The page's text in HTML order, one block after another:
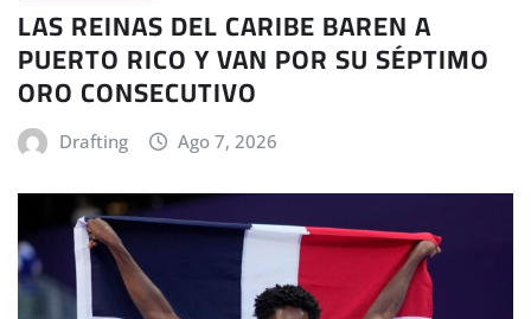
LAS REINAS DEL CARIBE BAREN A
PUERTO RICO Y VAN POR SU SÉPTIMO
ORO CONSECUTIVO
Drafting Ago 7, 2026